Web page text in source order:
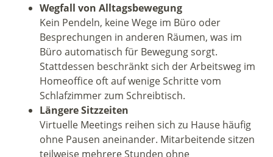
Wegfall von Alltagsbewegung
Kein Pendeln, keine Wege im Büro oder
Besprechungen in anderen Räumen, was im
Büro automatisch für Bewegung sorgt.
Stattdessen beschränkt sich der Arbeitsweg im
Homeoffice oft auf wenige Schritte vom
Schlafzimmer zum Schreibtisch.
Längere Sitzzeiten
Virtuelle Meetings reihen sich zu Hause häufig
ohne Pausen aneinander. Mitarbeitende sitzen
teilweise mehrere Stunden ohne